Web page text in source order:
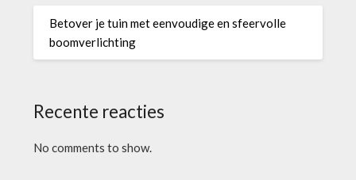
Betover je tuin met eenvoudige en sfeervolle
boomverlichting
Recente reacties
No comments to show.